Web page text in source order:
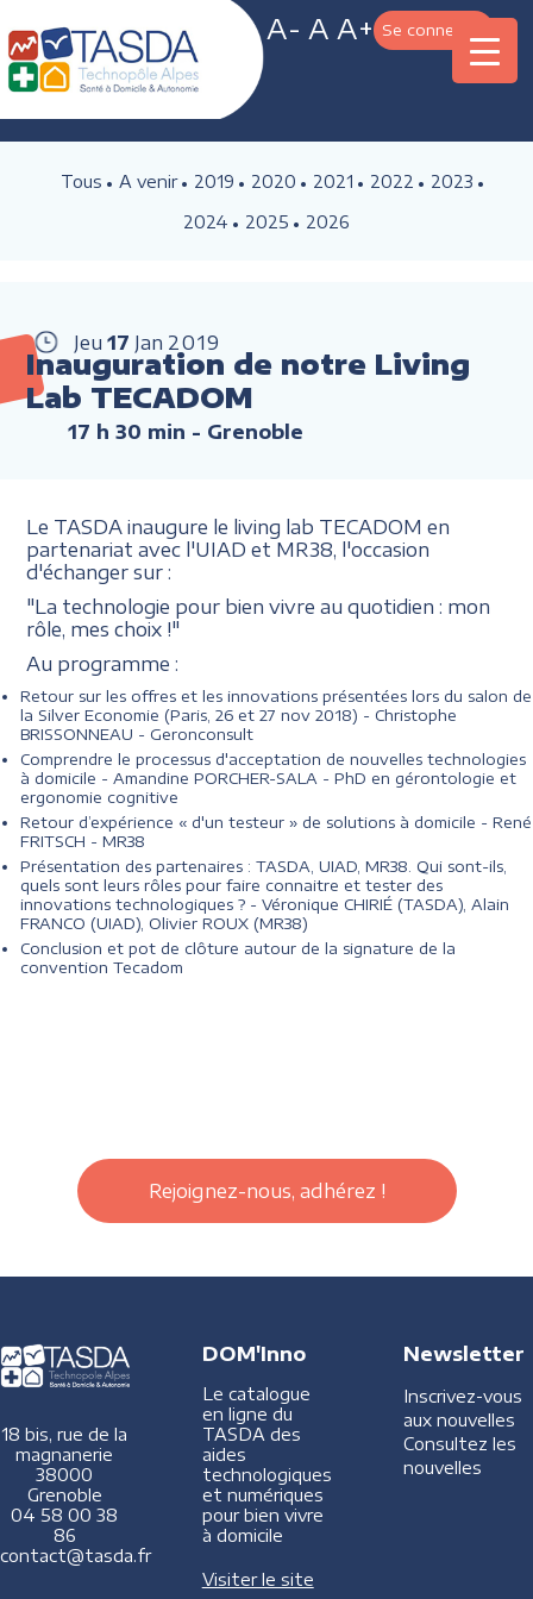
A- A A+ Se connecter
Tous A venir 2019 2020 2021 2022
2023
2024
2025 2026
Jeu 17 Jan 2019
Inauguration de notre Living
Lab TECADOM
17 h 30 min - Grenoble
Le TASDA inaugure le living lab TECADOM en
partenariat avec l'UIAD et MR38, l'occasion
d'échanger sur :
"La technologie pour bien vivre au quotidien : mon
rôle, mes choix !"
Au programme :
Retour sur les offres et les innovations présentées lors du salon de
la Silver Economie (Paris, 26 et 27 nov 2018) - Christophe
BRISSONNEAU - Geronconsult
Comprendre le processus d'acceptation de nouvelles technologies
à domicile - Amandine PORCHER-SALA - PhD en gérontologie et
ergonomie cognitive
Retour d’expérience « d'un testeur » de solutions à domicile - René
FRITSCH - MR38
Présentation des partenaires : TASDA, UIAD, MR38. Qui sont-ils,
quels sont leurs rôles pour faire connaitre et tester des
innovations technologiques ? - Véronique CHIRIÉ (TASDA), Alain
FRANCO (UIAD), Olivier ROUX (MR38)
Conclusion et pot de clôture autour de la signature de la
convention Tecadom
Rejoignez-nous, adhérez !
18 bis, rue de la
magnanerie
38000
Grenoble
04 58 00 38
86
contact@tasda.fr
DOM'Inno
Le catalogue
en ligne du
TASDA des
aides
technologiques
et numériques
pour bien vivre
à domicile
Visiter le site
Newsletter
Inscrivez-vous
aux nouvelles
Consultez les
nouvelles